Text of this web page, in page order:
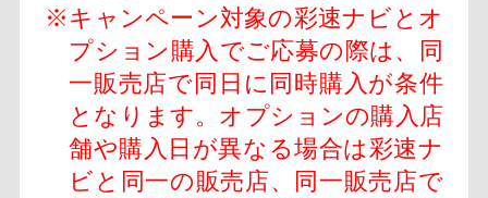
※キャンペーン対象の彩速ナビとオ
プション購入でご応募の際は、同
一販売店で同日に同時購入が条件
となります。オプションの購入店
舗や購入日が異なる場合は彩速ナ
ビと同一の販売店、同一販売店で